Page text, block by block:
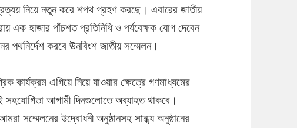
নিয়ে নতুন করে শপথ গ্রহণ করছে। এবারের জাতীয়
এক হাজার পাঁচশত প্রতিনিধি ও পর্যবেক্ষক যোগ দেবেন
করবে ঊনবিংশ জাতীয় সম্মেলন।
কার্যক্রম এগিয়ে নিয়ে যাওয়ার ক্ষেত্রে গণমাধ্যমের
আগামী দিনগুলোতে অব্যাহত থাকবে।
সম্মেলনের উদ্বোধনী অনুষ্ঠানসহ সান্ধ্য অনুষ্ঠানের